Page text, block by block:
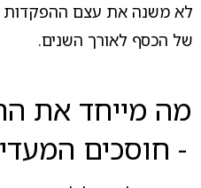
לא משנה את עצם
של הכסף לאורך השנים.
מה מייחד את
- חוסכים